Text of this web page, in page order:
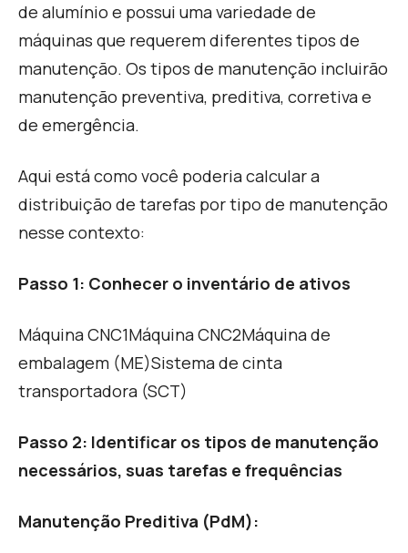
de alumínio e possui uma variedade de
máquinas que requerem diferentes tipos de
manutenção. Os tipos de manutenção incluirão
manutenção preventiva, preditiva, corretiva e
de emergência.
Aqui está como você poderia calcular a
distribuição de tarefas por tipo de manutenção
nesse contexto:
Passo 1: Conhecer o inventário de ativos
Máquina CNC1Máquina CNC2Máquina de
embalagem (ME)Sistema de cinta
transportadora (SCT)
Passo 2: Identificar os tipos de manutenção
necessários, suas tarefas e frequências
Manutenção Preditiva (PdM):